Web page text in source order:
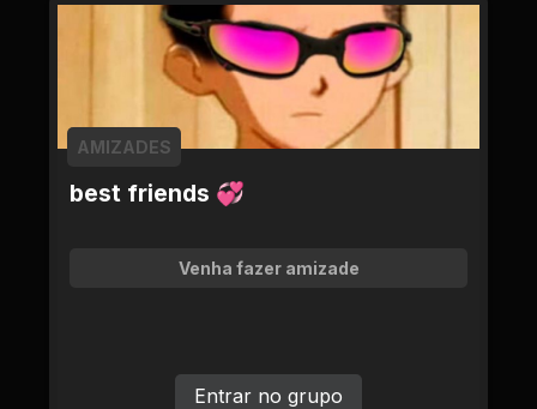
best friends 💞
AMIZADES
Venha fazer amizade
Entrar no grupo